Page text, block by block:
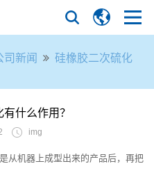
司新闻
硅橡胶二次硫化
什么作用？
img
从机器上成型出来的产品后，再把